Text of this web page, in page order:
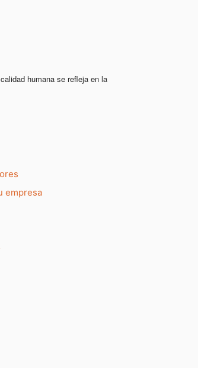
humana se refleja en la
empresa